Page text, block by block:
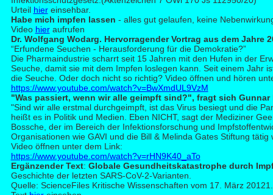
Urteil hiereinsehbar.
Habe mich impfen lassen - alles gut gelaufen, keine
Video hieraufrufen
Dr. Wolfgang Wodarg. Hervorragender Vortrag aus dem Jahre
“Erfundene Seuchen - Herausforderung für die Demokratie?”
Die Pharmaindustrie scharrt seit 15 Jahren mit den Hufen in der
Seuche, damit sie mit dem Impfen loslegen kann. Seit einem Jahr
die Seuche. Oder doch nicht so richtig? Video öffnen und hören
https://www.youtube.com/watch?v=BwXmdUL9VzM
"Was passiert, wenn wir alle geimpft sind?", fragt sich Gunnar
"Sind wir alle erstmal durchgeimpft, ist das Virus besiegt und die
heißt es in Politik und Medien. Eben NICHT, sagt der Mediziner
Bossche, der im Bereich der Infektionsforschung und
Organisationen wie GAVI und die Bill & Melinda Gates Stiftung tätig
Video öffnen unter dem Link:
https://www.youtube.com/watch?v=rHN9K40_aTo
Ergänzender Text: Globale Gesundheitskatastrophe durch
Geschichte der letzten SARS-CoV-2-Varianten.
Quelle: ScienceFiles Kritische Wissenschaften vom 17. März 20121.